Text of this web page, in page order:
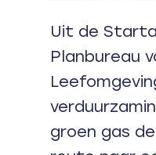
Uit de
Planbureau
groen gas